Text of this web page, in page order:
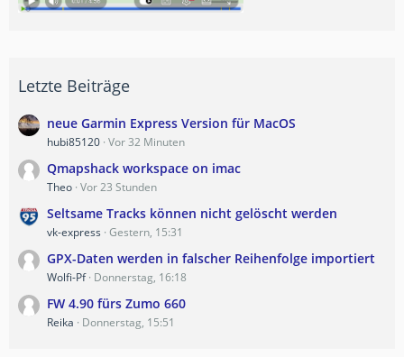
Letzte Beiträge
neue Garmin Express Version für MacOS
hubi85120 Vor 32 Minuten
Qmapshack workspace on imac
Theo Vor 23 Stunden
Seltsame Tracks können nicht gelöscht werden
vk-express Gestern, 15:31
GPX-Daten werden in falscher Reihenfolge importiert
Wolfi-Pf Donnerstag, 16:18
FW 4.90 fürs Zumo 660
Reika Donnerstag, 15:51